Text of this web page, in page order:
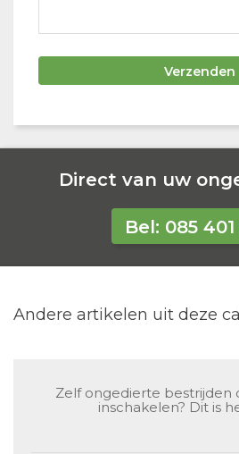
Direct van uw
Bel: 085
Andere artikelen uit deze
Zelf ongedierte bestrijden
inschakelen? Dit is